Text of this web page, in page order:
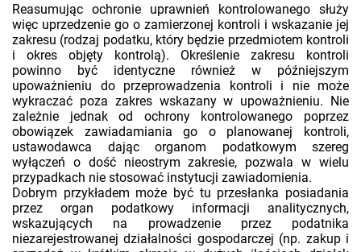
Reasumując ochronie uprawnień kontrolowanego służy
więc uprzedzenie go o zamierzonej kontroli i wskazanie jej
zakresu (rodzaj podatku, który będzie przedmiotem kontroli
i okres objęty kontrolą). Określenie zakresu kontroli
powinno być identyczne również w późniejszym
upoważnieniu do przeprowadzenia kontroli i nie może
wykraczać poza zakres wskazany w upoważnieniu. Nie
zależnie jednak od ochrony kontrolowanego poprzez
obowiązek zawiadamiania go o planowanej kontroli,
ustawodawca dając organom podatkowym szereg
wyłączeń o dość nieostrym zakresie, pozwala w wielu
przypadkach nie stosować instytucji zawiadomienia.
Dobrym przykładem może być tu przesłanka posiadania
przez organ podatkowy informacji analitycznych,
wskazujących na prowadzenie przez podatnika
niezarejestrowanej działalności gospodarczej (np. zakup i